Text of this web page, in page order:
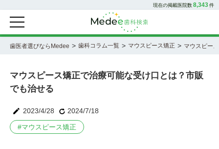
現在の掲載医院数8,343件
歯医者選びならMedee > 歯科コラム一覧 > マウスピース矯正 > マウスピー
マウスピース矯正で治療可能な受け口とは？市販
でも治せる
2023/4/28 2024/7/18
#マウスピース矯正